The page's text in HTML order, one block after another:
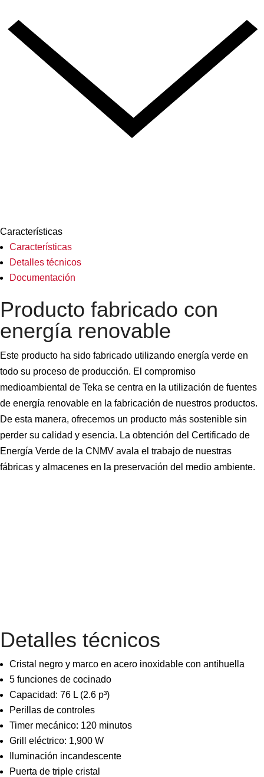
Características
Características
Detalles técnicos
Documentación
Producto fabricado con
energía renovable
Este producto ha sido fabricado utilizando energía verde en
todo su proceso de producción. El compromiso
medioambiental de Teka se centra en la utilización de fuentes
de energía renovable en la fabricación de nuestros productos.
De esta manera, ofrecemos un producto más sostenible sin
perder su calidad y esencia. La obtención del Certificado de
Energía Verde de la CNMV avala el trabajo de nuestras
fábricas y almacenes en la preservación del medio ambiente.
Detalles técnicos
Cristal negro y marco en acero inoxidable con antihuella
5 funciones de cocinado
Capacidad: 76 L (2.6 p³)
Perillas de controles
Timer mecánico: 120 minutos
Grill eléctrico: 1,900 W
Iluminación incandescente
Puerta de triple cristal